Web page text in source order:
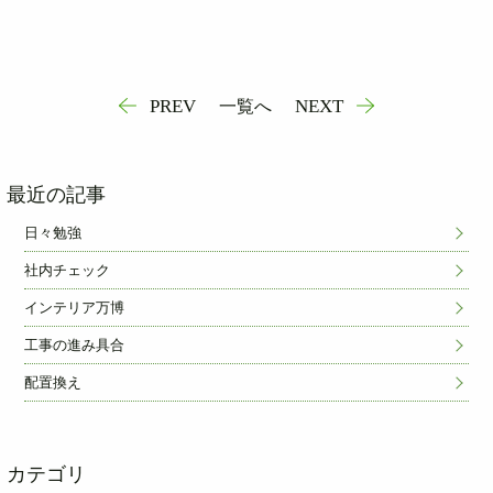
PREV 一覧へ NEXT
最近の記事
日々勉強
社内チェック
インテリア万博
工事の進み具合
配置換え
カテゴリ